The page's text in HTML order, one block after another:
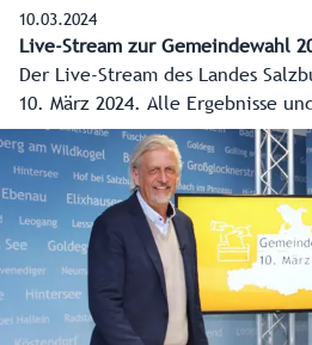
10.03.2024
Live-Stream zur Gemeindewahl
Der Live-Stream des Landes
10. März 2024. Alle Ergebnisse